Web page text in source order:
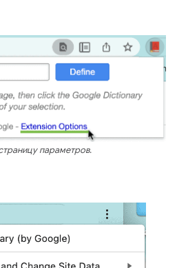
параметров.